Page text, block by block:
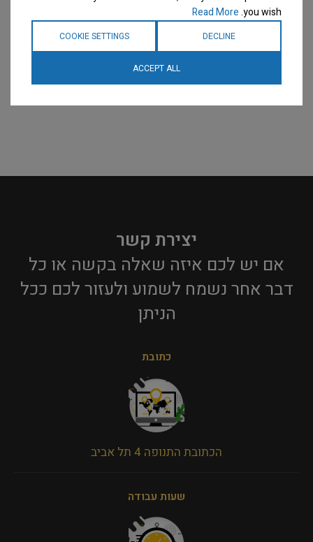
יצירת קשר
אם יש לכם איזה שאלה בקשה או כל
דבר אחר נשמח לשמוע ולעזור לכם ככל
הניתן​
כתובת
הכתובת התנופה 4 תל אביב
שעות עבודה
you wish.
Read More
DECLINE
COOKIE SETTINGS
ACCEPT ALL